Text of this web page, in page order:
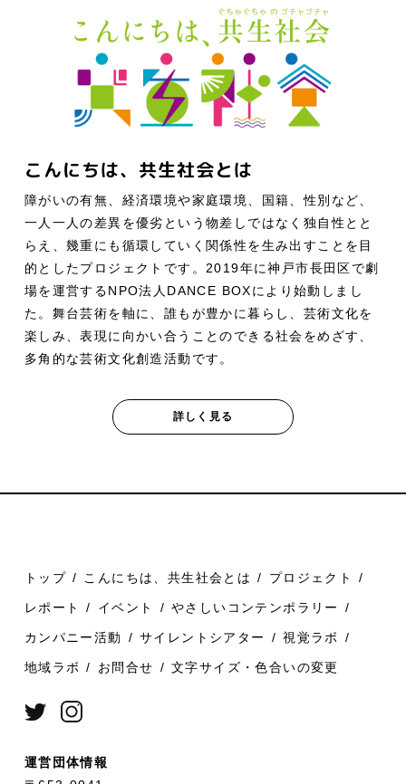
こんにちは、共生社会とは
障がいの有無、経済環境や家庭環境、国籍、性別など、
一人一人の差異を優劣という物差しではなく独自性とと
らえ、幾重にも循環していく関係性を生み出すことを目
的としたプロジェクトです。2019年に神戸市長田区で劇
場を運営するNPO法人DANCE BOXにより始動しまし
た。舞台芸術を軸に、誰もが豊かに暮らし、芸術文化を
楽しみ、表現に向かい合うことのできる社会をめざす、
多角的な芸術文化創造活動です。
詳しく見る
トップ こんにちは、共生社会とは プロジェクト
レポート イベント やさしいコンテンポラリー
カンパニー活動 サイレントシアター 視覚ラボ
地域ラボ お問合せ 文字サイズ・色合いの変更
運営団体情報